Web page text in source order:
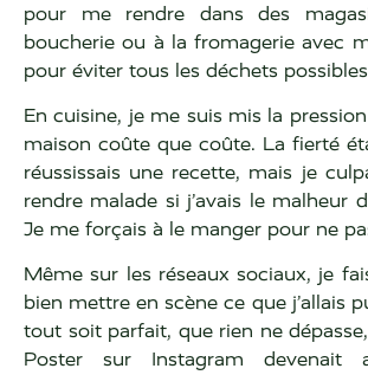
pour me rendre dans des
boucherie ou à la fromagerie avec
pour éviter tous les déchets
En cuisine, je me suis mis la
maison coûte que coûte. La fierté
réussissais une recette, mais je
rendre malade si j’avais le malheur
Je me forçais à le manger pour ne
Même sur les réseaux sociaux, je
bien mettre en scène ce que j’allais
tout soit parfait, que rien ne
Poster sur Instagram devenait